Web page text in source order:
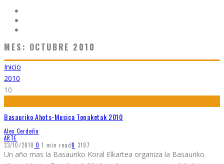
MES: OCTUBRE 2010
Inicio
2010
10
Basauriko Ahots-Musica Topaketak 2010
Alex Cerdeño
ARTE
23/10/2010 0 1 min read0 3197
Un año mas la Basauriko Koral Elkartea organiza la Basauriko